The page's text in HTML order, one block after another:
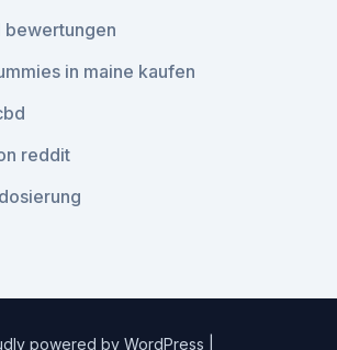
bewertungen
in maine kaufen
reddit
powered by WordPress